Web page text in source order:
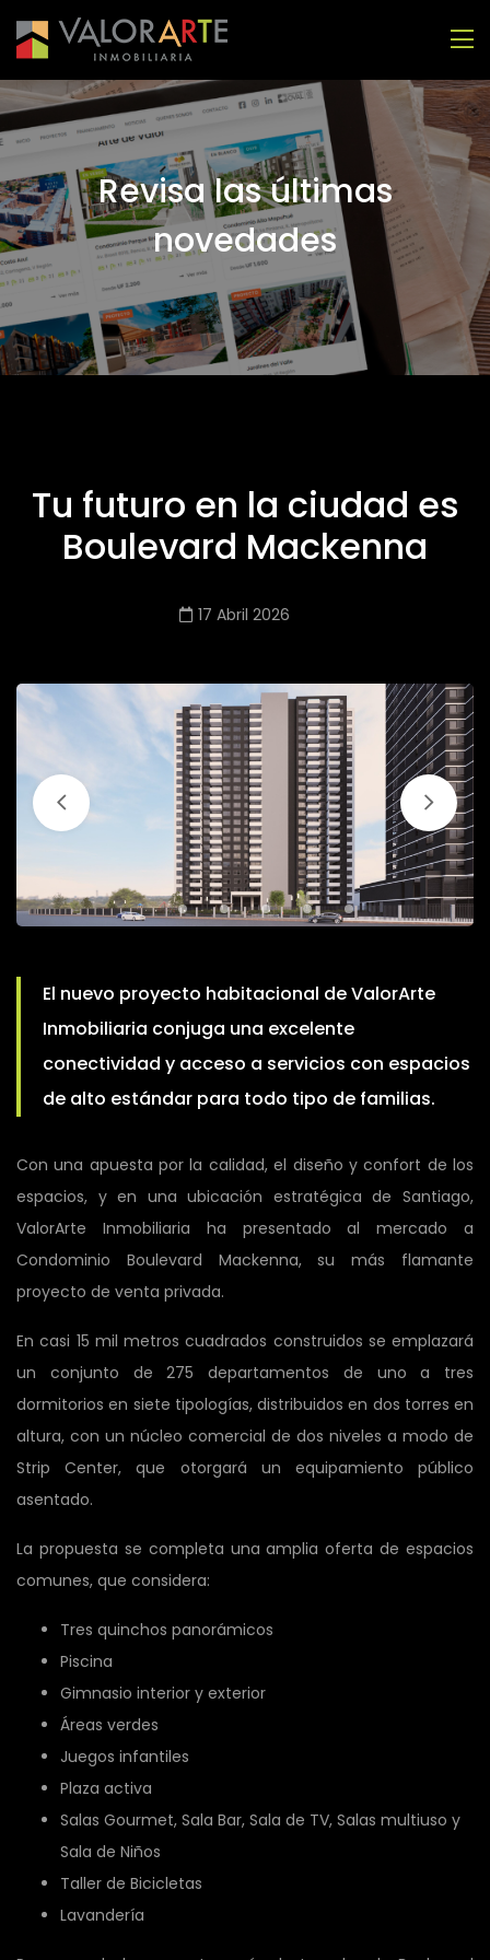
Revisa las últimas
novedades
Tu futuro en la ciudad es
Boulevard Mackenna
17 Abril 2026
El nuevo proyecto habitacional de ValorArte
Inmobiliaria conjuga una excelente
conectividad y acceso a servicios con espacios
de alto estándar para todo tipo de familias.
Con una apuesta por la calidad, el diseño y confort de los
espacios, y en una ubicación estratégica de Santiago,
ValorArte Inmobiliaria ha presentado al mercado a
Condominio Boulevard Mackenna, su más flamante
proyecto de venta privada.
En casi 15 mil metros cuadrados construidos se emplazará
un conjunto de 275 departamentos de uno a tres
dormitorios en siete tipologías, distribuidos en dos torres en
altura, con un núcleo comercial de dos niveles a modo de
Strip Center, que otorgará un equipamiento público
asentado.
La propuesta se completa una amplia oferta de espacios
comunes, que considera:
Tres quinchos panorámicos
Piscina
Gimnasio interior y exterior
Áreas verdes
Juegos infantiles
Plaza activa
Salas Gourmet, Sala Bar, Sala de TV, Salas multiuso y
Sala de Niños
Taller de Bicicletas
Lavandería